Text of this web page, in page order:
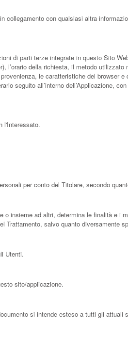
con qualsiasi altra
di parti terze integrate in questo Sito
della richiesta, il metodo
le caratteristiche del browser
seguito all’interno dell’Applicazione,
l'Interessato.
per conto del Titolare, secondo
insieme ad altri, determina le finalità e
salvo quanto diversamente
Utenti.
sito/applicazione.
si intende esteso a tutti gli attuali